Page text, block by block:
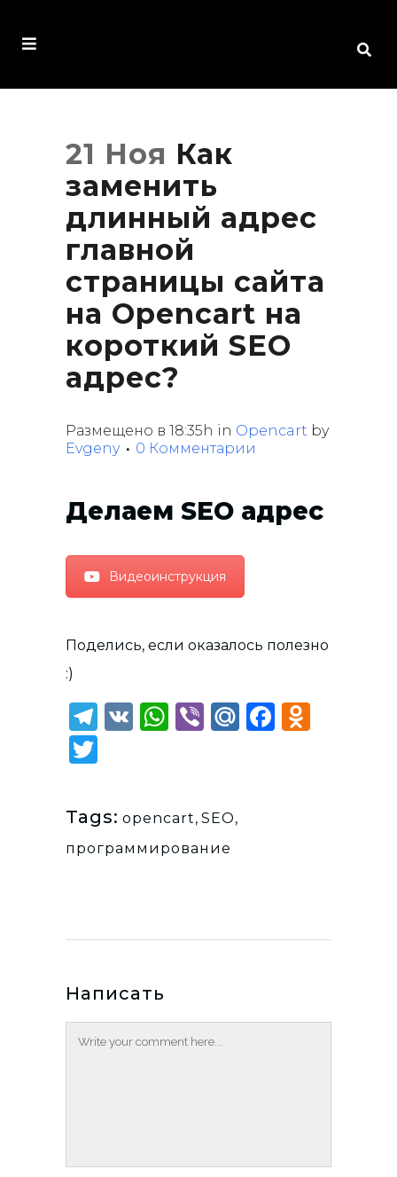
21 Ноя Как
заменить
длинный адрес
главной
страницы сайта
на Opencart на
короткий SEO
адрес?
Размещено в 18:35h in Opencart by
Evgeny
0 Комментарии
Делаем SEO адрес
Видеоинструкция
Поделись, если оказалось полезно
:)
Telegram
VK WhatsApp
ViberMail.Ru
Tags: opencart, SEO,
программирование
Написать